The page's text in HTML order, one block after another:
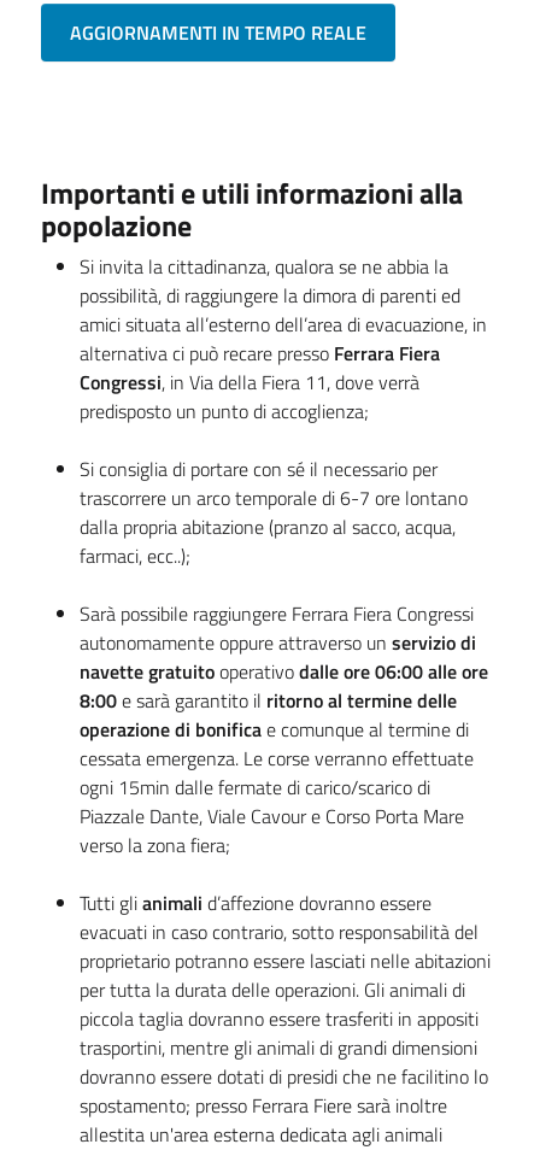
AGGIORNAMENTI IN TEMPO REALE
Importanti e utili informazioni alla
popolazione
Si invita la cittadinanza, qualora se ne abbia la
possibilità, di raggiungere la dimora di parenti ed
amici situata all’esterno dell’area di evacuazione, in
alternativa ci può recare presso Ferrara Fiera
Congressi, in Via della Fiera 11, dove verrà
predisposto un punto di accoglienza;
Si consiglia di portare con sé il necessario per
trascorrere un arco temporale di 6-7 ore lontano
dalla propria abitazione (pranzo al sacco, acqua,
farmaci, ecc..);
Sarà possibile raggiungere Ferrara Fiera Congressi
autonomamente oppure attraverso un servizio di
navette gratuitooperativodalle ore 06:00 alle ore
8:00e sarà garantito il ritorno al termine delle
operazione di bonificae comunque al termine di
cessata emergenza. Le corse verranno effettuate
ogni 15min dalle fermate di carico/scarico di
Piazzale Dante, Viale Cavour e Corso Porta Mare
verso la zona fiera;
Tutti glianimali d’affezione dovranno essere
evacuati in caso contrario, sotto responsabilità del
proprietario potranno essere lasciati nelle abitazioni
per tutta la durata delle operazioni. Gli animali di
piccola taglia dovranno essere trasferiti in appositi
trasportini, mentre gli animali di grandi dimensioni
dovranno essere dotati di presidi che ne facilitino lo
spostamento; presso Ferrara Fiere sarà inoltre
allestita un'area esterna dedicata agli animali